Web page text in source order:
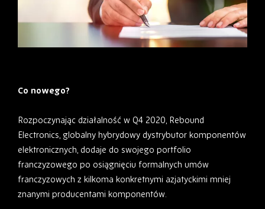
Co nowego?
Rozpoczynając działalność w Q4 2020, Rebound
Electronics, globalny hybrydowy dystrybutor komponentów
elektronicznych, dodaje do swojego portfolio
franczyzowego po osiągnięciu formalnych umów
franczyzowych z kilkoma konkretnymi azjatyckimi mniej
znanymi producentami komponentów.